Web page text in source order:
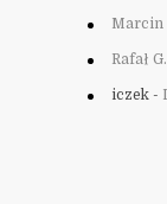
Marcin
Rafał G.
iczek -